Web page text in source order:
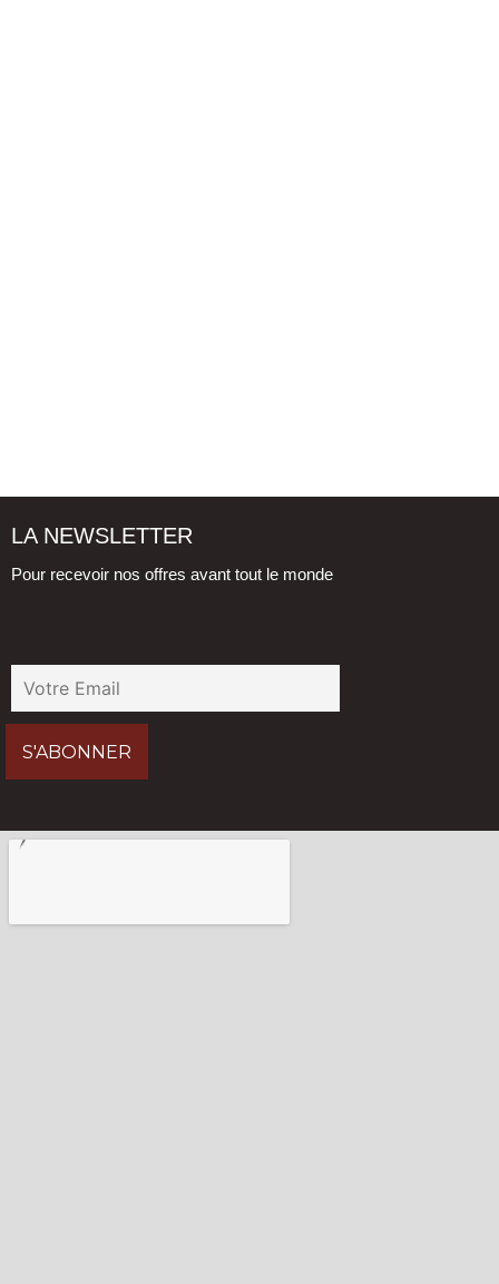
LA NEWSLETTER
Pour recevoir nos offres avant tout le monde